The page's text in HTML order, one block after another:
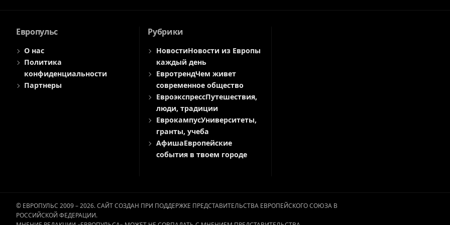
Европульс
О нас
Политика
конфиденциальности
Партнеры
Рубрики
НовостиНовости из Европы
каждый день
ЕвротрендЧем живет
современное общество
ЕвроэкспрессПутешествия,
люди, традиции
ЕврокампусУниверситеты,
гранты, учеба
АфишаЕвропейские
события в твоем городе
© ЕВРОПУЛЬС 2009 – 2026. САЙТ СОЗДАН ПРИ ПОДДЕРЖКЕ ПРЕДСТАВИТЕЛЬСТВА ЕВРОПЕЙСКОГО СОЮЗА В
РОССИЙСКОЙ ФЕДЕРАЦИИ.